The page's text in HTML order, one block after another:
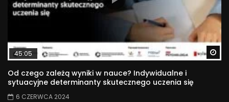
45:05
Od czego zależą wyniki w nauce? Indywidualne i
sytuacyjne determinanty skutecznego uczenia się
6 CZERWCA 2024